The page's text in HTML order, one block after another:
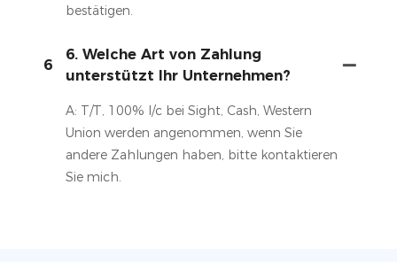
bestätigen.
6
6. Welche Art von Zahlung
unterstützt Ihr Unternehmen?
A: T/T, 100% l/c bei Sight, Cash, Western
Union werden angenommen, wenn Sie
andere Zahlungen haben, bitte kontaktieren
Sie mich.